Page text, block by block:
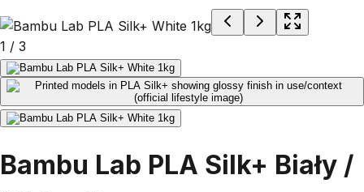
1 / 3
Bambu Lab PLA Silk+ Biały /